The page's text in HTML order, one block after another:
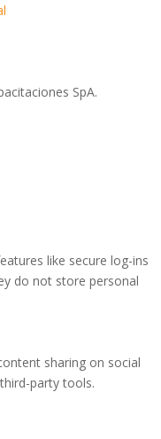
SpA.
like secure log-ins
do not store personal
sharing on social
party tools.